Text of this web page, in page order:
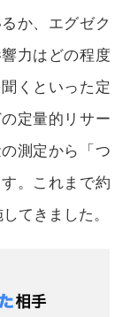
か、エグゼク
力はどの程度
くといった定
定量的リサー
測定から「つ
。これまで約
てきました。